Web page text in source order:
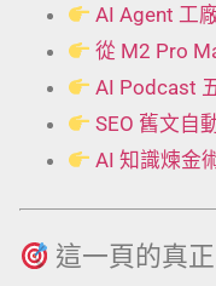
AI Agent 工
從 M2 Pro
AI Podcast
SEO 舊文自
AI 知識煉金
這一頁的真